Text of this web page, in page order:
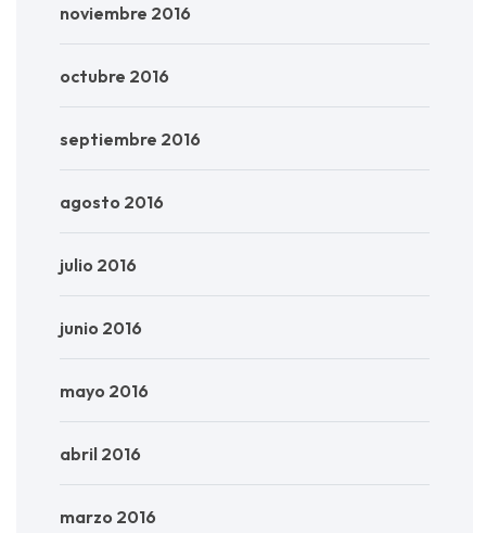
noviembre 2016
octubre 2016
septiembre 2016
agosto 2016
julio 2016
junio 2016
mayo 2016
abril 2016
marzo 2016